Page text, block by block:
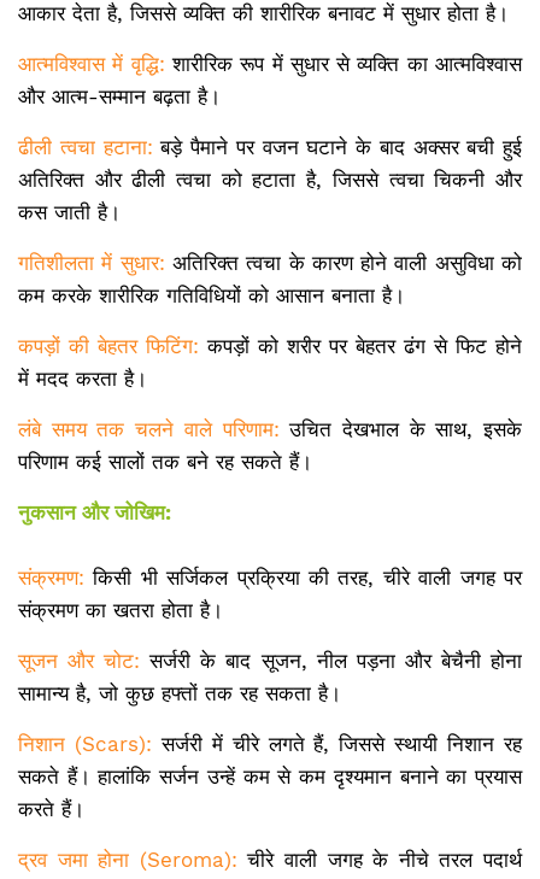
आकार देता है, जिससे व्यक्ति की शारीरिक बनावट में सुधार होता है।
आत्मविश्वास में वृद्धि: शारीरिक रूप में सुधार से व्यक्ति का आत्मविश्वास
और आत्म-सम्मान बढ़ता है।
ढीली त्वचा हटाना: बड़े पैमाने पर वजन घटाने के बाद अक्सर बची हुई
अतिरिक्त और ढीली त्वचा को हटाता है, जिससे त्वचा चिकनी और
कस जाती है।
गतिशीलता में सुधार: अतिरिक्त त्वचा के कारण होने वाली असुविधा को
कम करके शारीरिक गतिविधियों को आसान बनाता है।
कपड़ों की बेहतर फिटिंग: कपड़ों को शरीर पर बेहतर ढंग से फिट होने
में मदद करता है।
लंबे समय तक चलने वाले परिणाम: उचित देखभाल के साथ, इसके
परिणाम कई सालों तक बने रह सकते हैं।
नुकसान और जोखिम:
संक्रमण: किसी भी सर्जिकल प्रक्रिया की तरह, चीरे वाली जगह पर
संक्रमण का खतरा होता है।
सूजन और चोट: सर्जरी के बाद सूजन, नील पड़ना और बेचैनी होना
सामान्य है, जो कुछ हफ्तों तक रह सकता है।
निशान (Scars): सर्जरी में चीरे लगते हैं, जिससे स्थायी निशान रह
सकते हैं। हालांकि सर्जन उन्हें कम से कम दृश्यमान बनाने का प्रयास
करते हैं।
द्रव जमा होना (Seroma): चीरे वाली जगह के नीचे तरल पदार्थ